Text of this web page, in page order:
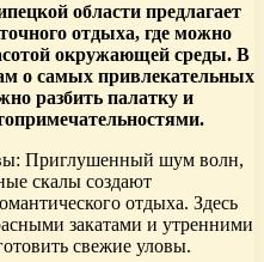
области предлагает
отдыха, где можно
окружающей среды. В
о самых привлекательных
разбить палатку и
Приглушенный шум волн,
скалы создают
отдыха. Здесь
закатами и утренними
свежие уловы.